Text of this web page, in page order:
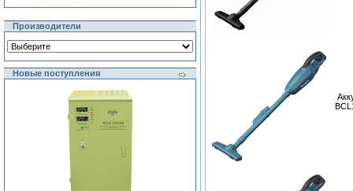
Производители
Новые поступления